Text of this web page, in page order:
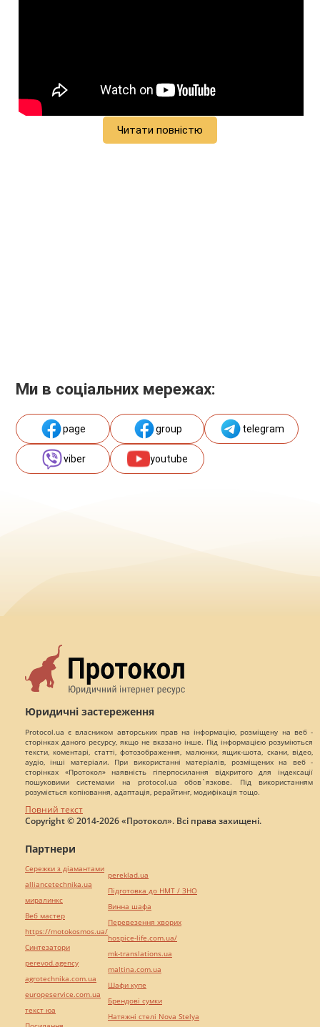
Читати повністю
Ми в соціальних мережах:
page group telegram
viber youtube
Юридичні застереження
Protocol.ua є власником авторських прав на інформацію, розміщену на веб -
сторінках даного ресурсу, якщо не вказано інше. Під інформацією розуміються
тексти, коментарі, статті, фотозображення, малюнки, ящик-шота, скани, відео,
аудіо, інші матеріали. При використанні матеріалів, розміщених на веб -
сторінках «Протокол» наявність гіперпосилання відкритого для індексації
пошуковими системами на protocol.ua обов`язкове. Під використанням
розуміється копіювання, адаптація, рерайтинг, модифікація тощо.
Повний текст
Copyright © 2014-2026 «Протокол». Всі права захищені.
Партнери
Сережки з діамантами
alliancetechnika.ua
миралинкс
Веб мастер
https://motokosmos.ua/
Синтезатори
perevod.agency
agrotechnika.com.ua
europeservice.com.ua
текст юа
pereklad.ua
Підготовка до НМТ / ЗНО
Винна шафа
Перевезення хворих
hospice-life.com.ua/
mk-translations.ua
maltina.com.ua
Шафи купе
Брендові сумки
Натяжні стелі Nova Stelya